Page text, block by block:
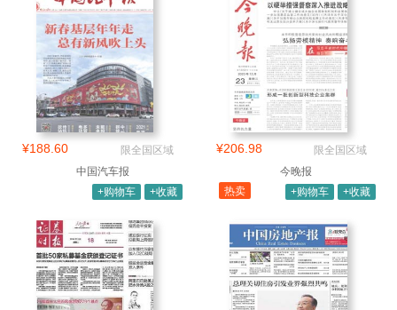
¥188.60
限全国区域
中国汽车报
+购物车
+收藏
¥206.98
限全国区域
今晚报
热卖
+购物车 +收藏